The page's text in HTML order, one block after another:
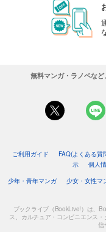
無料マンガ・ラノベな
ご利用ガイド FAQ(よくある質
示
個人
少年・青年マンガ
少女・女性マ
ブックライブ（BookLive!）は、
ス、カルチュア・コンビニエンス
信